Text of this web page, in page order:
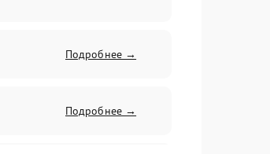
Подробнее →
Подробнее →